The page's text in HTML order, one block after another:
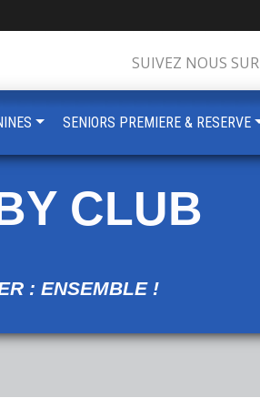
CLUB
: ENSEMBLE !
SUIVEZ NOUS SUR
SENIORS PREMIERE & RESERVE